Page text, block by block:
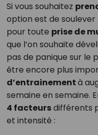
Si vous souhaitez
option est de soulever
pour toute prise de
que l’on souhaite
pas de panique sur le
être encore plus
d’entrainementà
semaine en semaine.
4 facteursdifférents
et intensité :